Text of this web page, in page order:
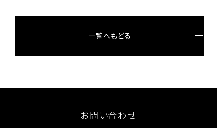
一覧へもどる
お問い合わせ